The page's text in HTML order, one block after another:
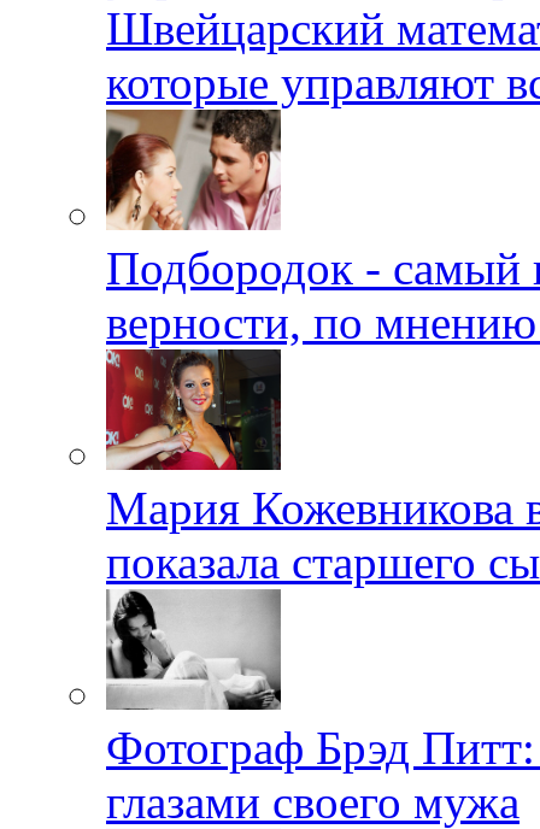
Швейцарский
которые управляют
Подбородок - самый
верности, по
Мария Кожевникова
показала старшего
Фотограф Брэд
глазами своего мужа